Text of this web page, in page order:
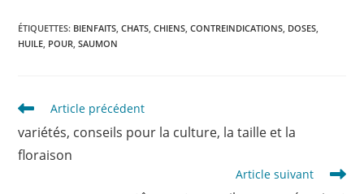
ÉTIQUETTES: BIENFAITS CHATS CHIENS CONTREINDICATIONS DOSES
HUILE POUR SAUMON
Read
more
articles
Article précédent
variétés, conseils pour la culture, la taille et la
floraison
Article suivant